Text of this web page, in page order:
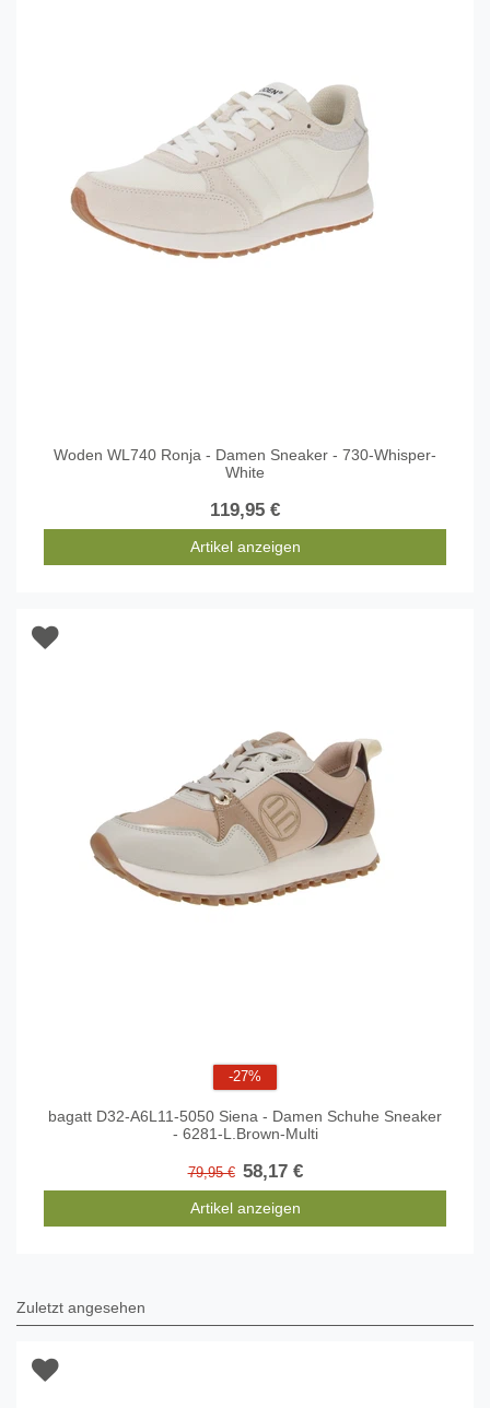
Woden WL740 Ronja - Damen Sneaker - 730-Whisper-
White
119,95 €
Artikel anzeigen
-27%
bagatt D32-A6L11-5050 Siena - Damen Schuhe Sneaker
- 6281-L.Brown-Multi
79,95 € 58,17 €
Artikel anzeigen
Zuletzt angesehen